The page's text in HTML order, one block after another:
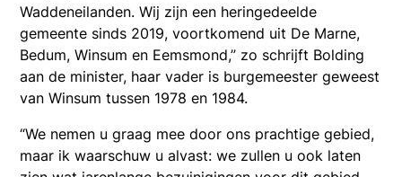
Waddeneilanden. Wij zijn een heringedeelde
gemeente sinds 2019, voortkomend uit De Marne,
Bedum, Winsum en Eemsmond,” zo schrijft Bolding
aan de minister, haar vader is burgemeester geweest
van Winsum tussen 1978 en 1984.
“We nemen u graag mee door ons prachtige gebied,
maar ik waarschuw u alvast: we zullen u ook laten